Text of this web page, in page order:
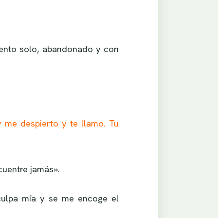
solo, abandonado y con
despierto y te llamo. Tu
jamás».
mía y se me encoge el